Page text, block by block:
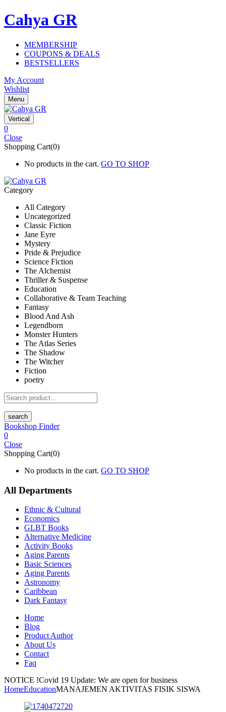
Cahya GR
MEMBERSHIP
COUPONS & DEALS
BESTSELLERS
My Account
Wishlist
Menu
Vertical
0
Close
Shopping Cart(0)
No products in the cart. GO TO SHOP
Category
All Category
Uncategorized
Classic Fiction
Jane Eyre
Mystery
Pride & Prejudice
Science Fiction
The Alchemist
Thriller & Suspense
Education
Collaborative & Team Teaching
Fantasy
Blood And Ash
Legendborn
Monster Hunters
The Atlas Series
The Shadow
The Witcher
Fiction
poetry
search
Bookshop Finder
0
Close
Shopping Cart(0)
No products in the cart. GO TO SHOP
All Departments
Ethnic & Cultural
Economics
GLBT Books
Alternative Medicine
Activity Books
Aging Parents
Basic Sciences
Aging Parents
Astronomy
Caribbean
Dark Fantasy
Home
Blog
Product Author
About Us
Contact
Faq
NOTICE !Covid 19 Update: We are open for business
HomeEducationMANAJEMEN AKTIVITAS FISIK SISWA